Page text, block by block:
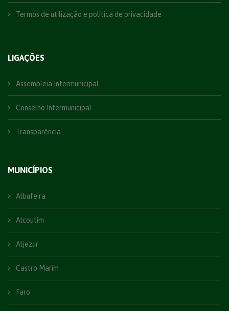
Termos de utilização e política de privacidade
LIGAÇÕES
Assembleia Intermunicipal
Conselho Intermunicipal
Transparência
MUNICÍPIOS
Albufeira
Alcoutim
Aljezur
Castro Marim
Faro